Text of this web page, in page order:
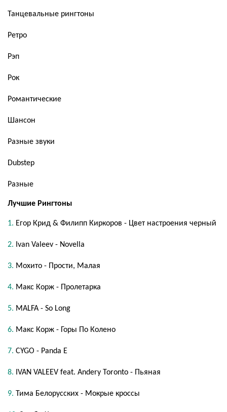
Танцевальные рингтоны
Ретро
Рэп
Рок
Романтические
Шансон
Разные звуки
Dubstep
Разные
Лучшие Рингтоны
Егор Крид & Филипп Киркоров - Цвет настроения черный
Ivan Valeev - Novella
Мохито - Прости, Малая
Макс Корж - Пролетарка
MALFA - So Long
Макс Корж - Горы По Колено
CYGO - Panda E
IVAN VALEEV feat. Andery Toronto - Пьяная
Тима Белорусских - Мокрые кроссы